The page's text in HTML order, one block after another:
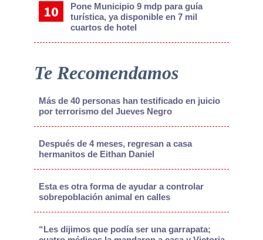
Pone Municipio 9 mdp para guía
turística, ya disponible en 7 mil
cuartos de hotel
Te Recomendamos
Más de 40 personas han testificado en juicio
por terrorismo del Jueves Negro
Después de 4 meses, regresan a casa
hermanitos de Eithan Daniel
Esta es otra forma de ayudar a controlar
sobrepoblación animal en calles
“Les dijimos que podía ser una garrapata;